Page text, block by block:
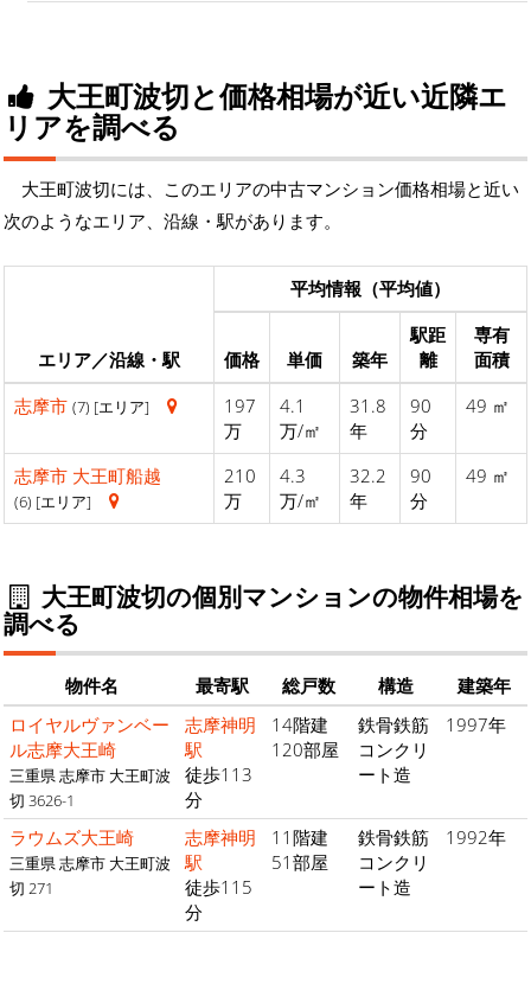
大王町波切と価格相場が近い近隣エ
リアを調べる
大王町波切には、このエリアの中古マンション価格相場と近い
次のようなエリア、沿線・駅があります。
エリア／沿線・駅
平均情報（平均値）
価格 単価 築年
駅距
離
専有
面積
志摩市 (7) [エリア]
197
万
4.1
万/㎡
31.8
年
90
分
49 ㎡
志摩市 大王町船越
(6) [エリア]
210
万
4.3
万/㎡
32.2
年
90
分
49 ㎡
大王町波切の個別マンションの物件相場を
調べる
物件名 最寄駅 総戸数 構造
建築年
ロイヤルヴァンベー
ル志摩大王崎
三重県 志摩市 大王町波
切 3626-1
志摩神明
駅
徒歩113
分
14階建
120部屋
鉄骨鉄筋
コンクリ
ート造
1997年
ラウムズ大王崎
三重県 志摩市 大王町波
切 271
志摩神明
駅
徒歩115
分
11階建
51部屋
鉄骨鉄筋
コンクリ
ート造
1992年